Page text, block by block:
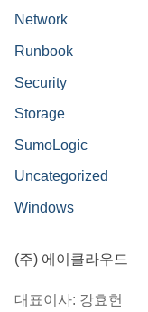
Network
Runbook
Security
Storage
SumoLogic
Uncategorized
Windows
(주) 에이클라우드
대표이사: 강효헌